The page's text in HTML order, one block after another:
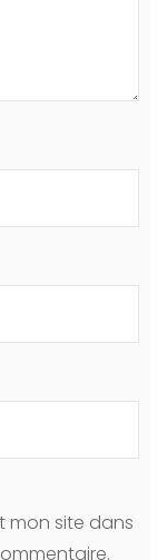
mon site dans